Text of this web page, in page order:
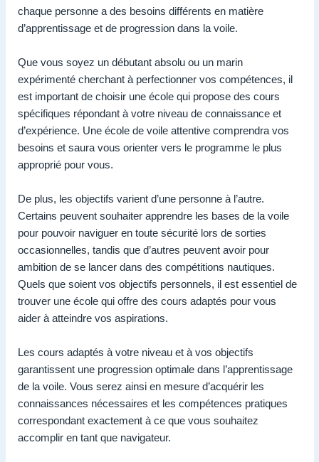
chaque personne a des besoins différents en matière
d’apprentissage et de progression dans la voile.
Que vous soyez un débutant absolu ou un marin
expérimenté cherchant à perfectionner vos compétences, il
est important de choisir une école qui propose des cours
spécifiques répondant à votre niveau de connaissance et
d’expérience. Une école de voile attentive comprendra vos
besoins et saura vous orienter vers le programme le plus
approprié pour vous.
De plus, les objectifs varient d’une personne à l’autre.
Certains peuvent souhaiter apprendre les bases de la voile
pour pouvoir naviguer en toute sécurité lors de sorties
occasionnelles, tandis que d’autres peuvent avoir pour
ambition de se lancer dans des compétitions nautiques.
Quels que soient vos objectifs personnels, il est essentiel de
trouver une école qui offre des cours adaptés pour vous
aider à atteindre vos aspirations.
Les cours adaptés à votre niveau et à vos objectifs
garantissent une progression optimale dans l’apprentissage
de la voile. Vous serez ainsi en mesure d’acquérir les
connaissances nécessaires et les compétences pratiques
correspondant exactement à ce que vous souhaitez
accomplir en tant que navigateur.